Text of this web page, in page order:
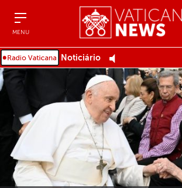
MENU
Noticiário